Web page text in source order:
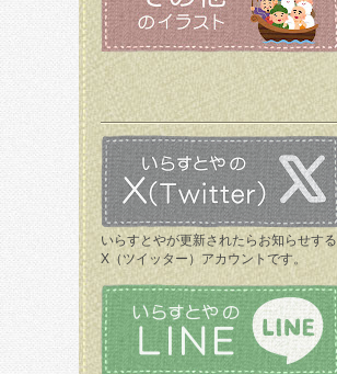
いらすとやが更新されたらお知らせする
X（ツイッター）アカウントです。